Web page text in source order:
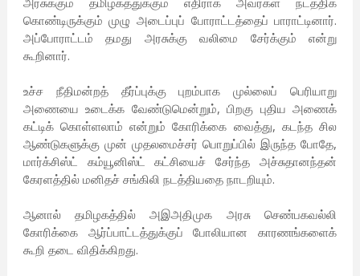
கொண்டிருக்கும் முழு அடைப்புப் போராட்டத்தைப் பாராட்டினார்.
அப்போராட்டம் தமது அரசுக்கு வலிமை சேர்க்கும் என்று
கூறினார்.
உச்ச நீதிமன்றத் தீர்ப்புக்கு புறம்பாக முல்லைப் பெரியாறு
அணையை உடைக்க வேண்டுமென்றும், பிறகு புதிய அணைக்
கட்டிக் கொள்ளலாம் என்றும் கோரிக்கை வைத்து, கடந்த சில
ஆண்டுகளுக்கு முன் முதலமைச்சர் பொறுப்பில் இருந்த போதே,
மார்க்சிஸ்ட் கம்யூனிஸ்ட் கட்சியைச் சேர்ந்த அச்சுதானந்தன்
கேரளத்தில் மனிதச் சங்கிலி நடத்தியதை நாடறியும்.
ஆனால் தமிழகத்தில் அஇஅதிமுக அரசு செண்பகவல்லி
கோரிக்கை ஆர்ப்பாட்டத்துக்குப் போலியான காரணங்களைக்
கூறி தடை விதிக்கிறது.